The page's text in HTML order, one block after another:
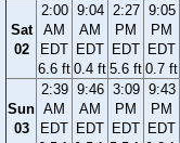
Sat
02
2:00
AM
EDT
6.6 ft
9:04
AM
EDT
0.4 ft
2:27
PM
EDT
5.6 ft
9:05
PM
EDT
0.7 ft
Sun
03
2:39
AM
EDT
9:46
AM
EDT
3:09
PM
EDT
9:43
PM
EDT